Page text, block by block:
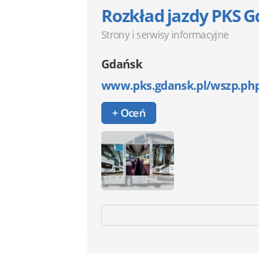
Rozkład jazdy PKS
Strony i serwisy informacyjne
Gdańsk
www.pks.gdansk.pl/
+ Oceń